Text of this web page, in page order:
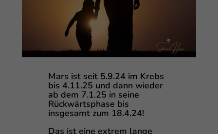
Mars ist seit 5.9.24 im Krebs
bis 4.11.25 und dann wieder
ab dem 7.1.25 in seine
Rückwärtsphase bis
insgesamt zum 18.4.24!
Das ist eine extrem lange